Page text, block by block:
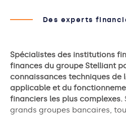
Des experts
Spécialistes des institutions
finances du groupe Stelliant
connaissances techniques de
applicable et du
financiers les plus complexes.
grands groupes bancaires,